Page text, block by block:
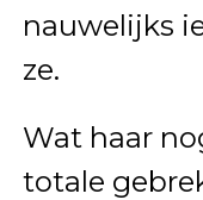
nauwelijks
ze.
Wat haar
totale